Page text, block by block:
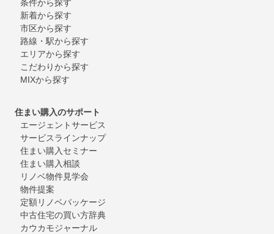
条件から探す
新着から探す
市区から探す
路線・駅から探す
エリアから探す
こだわりから探す
MIXから探す
住まい購入のサポート
エージェントサービス
サービスラインナップ
住まい購入セミナー
住まい購入相談
リノベ物件見学会
物件提案
定額リノベパッケージ
中古住宅の買い方辞典
カウカモジャーナル